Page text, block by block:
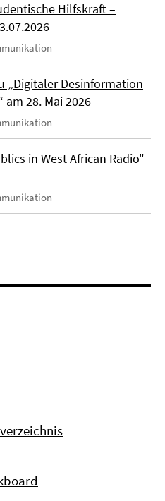
Hilfskraft –
„Digitaler Desinformation
28. Mai 2026
in West African Radio"